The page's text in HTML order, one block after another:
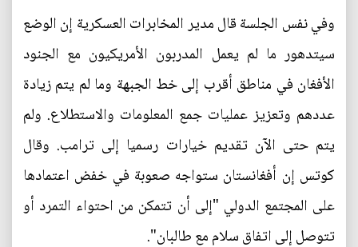
وفي نفس الجلسة قال مدير المخابرات العسكرية إن الوضع
سيتدهور ما لم يعمل المدربون الأمريكيون مع الجنود
الأفغان في مناطق أقرب إلى خط الجبهة وما لم يتم زيادة
عددهم وتعزيز عمليات جمع المعلومات والاستطلاع. ولم
يتم حتى الآن تقديم خيارات رسميا إلى ترامب. وقال
كوتس إن أفغانستان ستواجه صعوبة في خفض اعتمادها
على المجتمع الدولي "إلى أن تتمكن من احتواء التمرد أو
تتوصل إلى اتفاق سلام مع طالبان".